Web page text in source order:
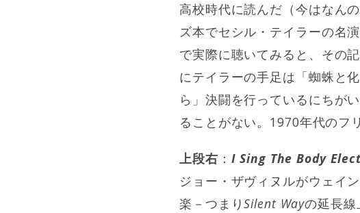
高校時代に読んだ（今はなん
ズ本でセシル・テイラーの名
で実際に聴いてみると、その
にテイラーの手足は「蜘蛛と
ら」決闘を行っているにちが
ることがない。1970年代のフ
上段右 ： I Sing The Body
ジョー・ザヴィヌルがウェイ
楽－つまりSilent Wayの延長